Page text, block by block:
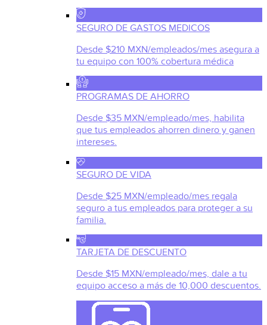
SEGURO DE GASTOS MEDICOS
Desde $210 MXN/empleados/mes asegura a
tu equipo con 100% cobertura médica
PROGRAMAS DE AHORRO
Desde $35 MXN/empleado/mes, habilita
que tus empleados ahorren dinero y ganen
intereses.
SEGURO DE VIDA
Desde $25 MXN/empleado/mes regala
seguro a tus empleados para proteger a su
familia.
TARJETA DE DESCUENTO
Desde $15 MXN/empleado/mes, dale a tu
equipo acceso a más de 10,000 descuentos.